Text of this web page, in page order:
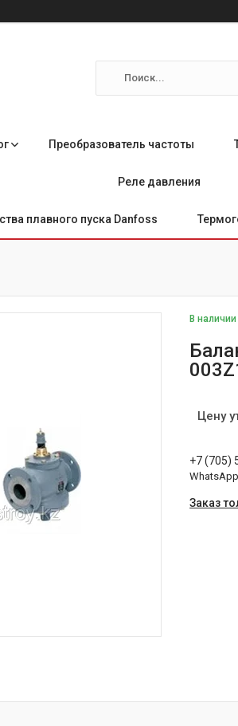
Преобразователь частоты
Реле давления
плавного пуска Danfoss
В наличии
Цену
+7 (705)
WhatsApp
Заказ